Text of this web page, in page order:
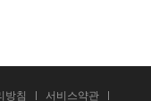
방침 서비스약관